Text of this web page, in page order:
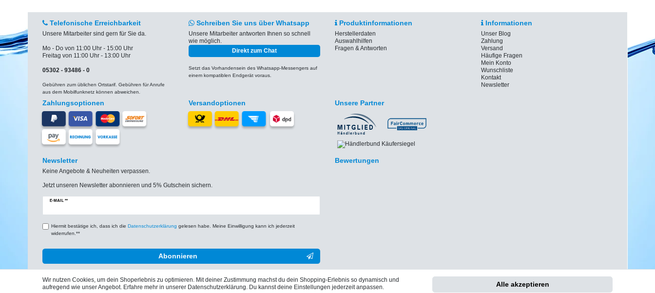
Telefonische Erreichbarkeit
Unsere Mitarbeiter sind gern für Sie da.
Mo - Do von 11:00 Uhr - 15:00 Uhr
Freitag von 11:00 Uhr - 13:00 Uhr
05302 - 93486 - 0
Gebühren zum üblichen Ortstarif. Gebühren für Anrufe
aus dem Mobilfunknetz können abweichen.
Schreiben Sie uns über Whatsapp
Unsere Mitarbeiter antworten Ihnen so schnell
wie möglich.
Direkt zum Chat
Setzt das Vorhandensein des Whatsapp-Messengers auf
einem kompatiblen Endgerät voraus.
Produktinformationen
Herstellerdaten
Auswahlhilfen
Fragen & Antworten
Informationen
Unser Blog
Zahlung
Versand
Häufige Fragen
Mein Konto
Wunschliste
Kontakt
Newsletter
Zahlungsoptionen Versandoptionen Unsere Partner
Newsletter
Keine Angebote & Neuheiten verpassen.
Jetzt unseren Newsletter abonnieren und 5% Gutschein sichern.
E-MAIL **
Newsletter
Hiermit bestätige ich, dass ich die Daten­schutz­erklärung gelesen habe. Meine Einwilligung kann ich jederzeit
widerrufen.**
Abonnieren
** Hierbei handelt es sich um ein Pflichtfeld.
Bewertungen
Wir nutzen Cookies, um dein Shoperlebnis zu optimieren. Mit deiner Zustimmung machst du dein Shopping-Erlebnis so dynamisch und
aufregend wie unser Angebot. Erfahre mehr in unserer Datenschutzerklärung. Du kannst deine Einstellungen jederzeit anpassen.
Alle akzeptieren